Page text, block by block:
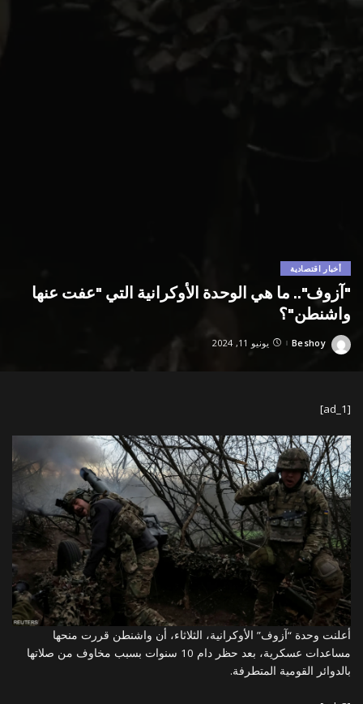
أخبار اقتصادية
"آزوف".. ما هي الوحدة الأوكرانية التي "عفت عنها
واشنطن"؟
Posted
Beshoy يونيو 11, 2024
[ad_1]
أعلنت وحدة “آزوف” الأوكرانية، الثلاثاء، أن واشنطن قررت منحها
مساعدات عسكرية، بعد حظر دام 10 سنوات بسبب مخاوف من صلاتها
بالدوائر القومية المتطرفة.